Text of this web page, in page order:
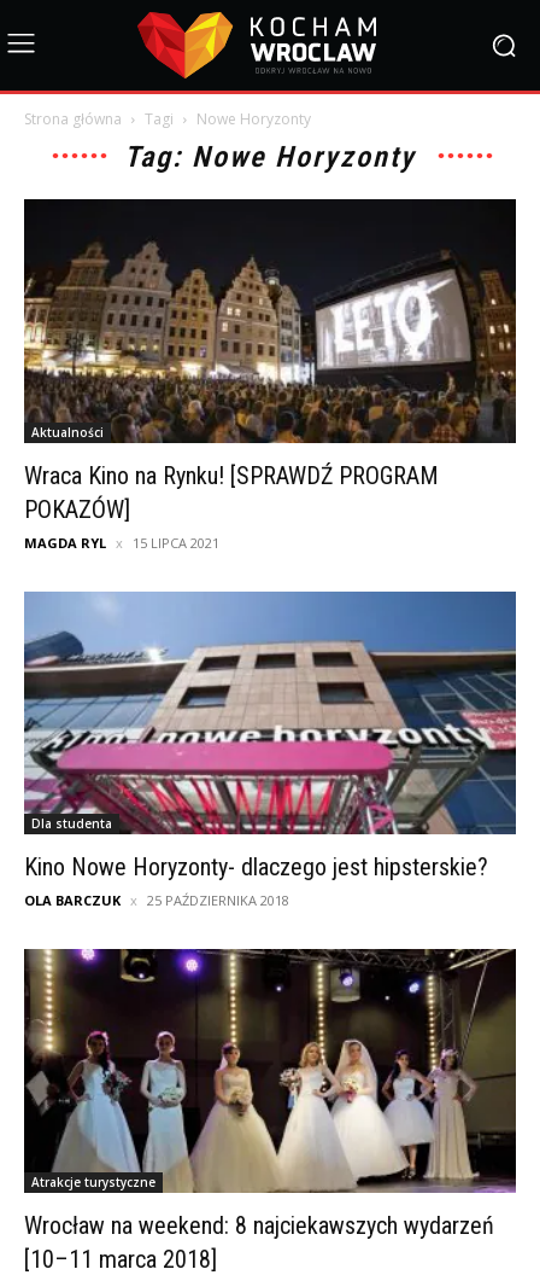
Strona główna Tagi Nowe Horyzonty
Tag: Nowe Horyzonty
Aktualności
Wraca Kino na Rynku! [SPRAWDŹ PROGRAM
POKAZÓW]
MAGDA RYL 15 LIPCA 2021
Dla studenta
Kino Nowe Horyzonty- dlaczego jest hipsterskie?
OLA BARCZUK 25 PAŹDZIERNIKA 2018
Atrakcje turystyczne
Wrocław na weekend: 8 najciekawszych wydarzeń
[10–11 marca 2018]